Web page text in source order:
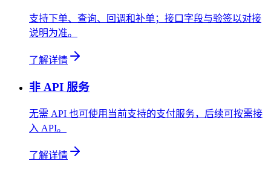
支持下单、查询、回调和补单；接口字段与验签以对接
说明为准。
了解详情
非 API 服务
无需 API 也可使用当前支持的支付服务，后续可按需接
入 API。
了解详情